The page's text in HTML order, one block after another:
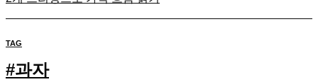
TAG
#과자